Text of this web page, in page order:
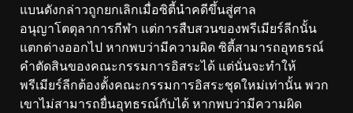
แบนดังกล่าวถูกยกเลิกเมื่อซิตี้นำคดีขึ้นสู่ศาล
อนุญาโตตุลาการกีฬา แต่การสืบสวนของพรีเมียร์ลีกนั้น
แตกต่างออกไป หากพบว่ามีความผิด ซิตี้สามารถอุทธรณ์
คำตัดสินของคณะกรรมการอิสระได้ แต่นั่นจะทำให้
พรีเมียร์ลีกต้องตั้งคณะกรรมการอิสระชุดใหม่เท่านั้น พวก
เขาไม่สามารถยื่นอุทธรณ์กับได้ หากพบว่ามีความผิด